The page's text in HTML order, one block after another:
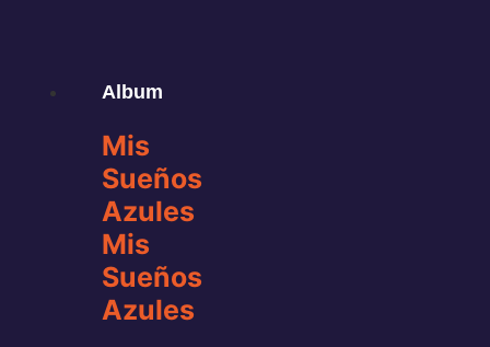
Album
Mis
Sueños
Azules
Mis
Sueños
Azules